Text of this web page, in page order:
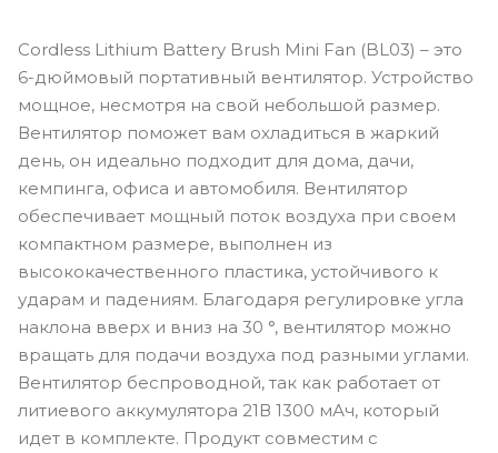
Cordless Lithium Battery Brush Mini Fan (BL03) – это
6-дюймовый портативный вентилятор. Устройство
мощное, несмотря на свой небольшой размер.
Вентилятор поможет вам охладиться в жаркий
день, он идеально подходит для дома, дачи,
кемпинга, офиса и автомобиля. Вентилятор
обеспечивает мощный поток воздуха при своем
компактном размере, выполнен из
высококачественного пластика, устойчивого к
ударам и падениям. Благодаря регулировке угла
наклона вверх и вниз на 30 °, вентилятор можно
вращать для подачи воздуха под разными углами.
Вентилятор беспроводной, так как работает от
литиевого аккумулятора 21В 1300 мАч, который
идет в комплекте. Продукт совместим с